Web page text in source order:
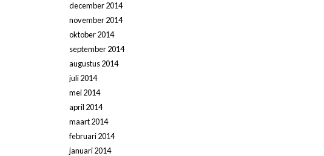
december 2014
november 2014
oktober 2014
september 2014
augustus 2014
juli 2014
mei 2014
april 2014
maart 2014
februari 2014
januari 2014